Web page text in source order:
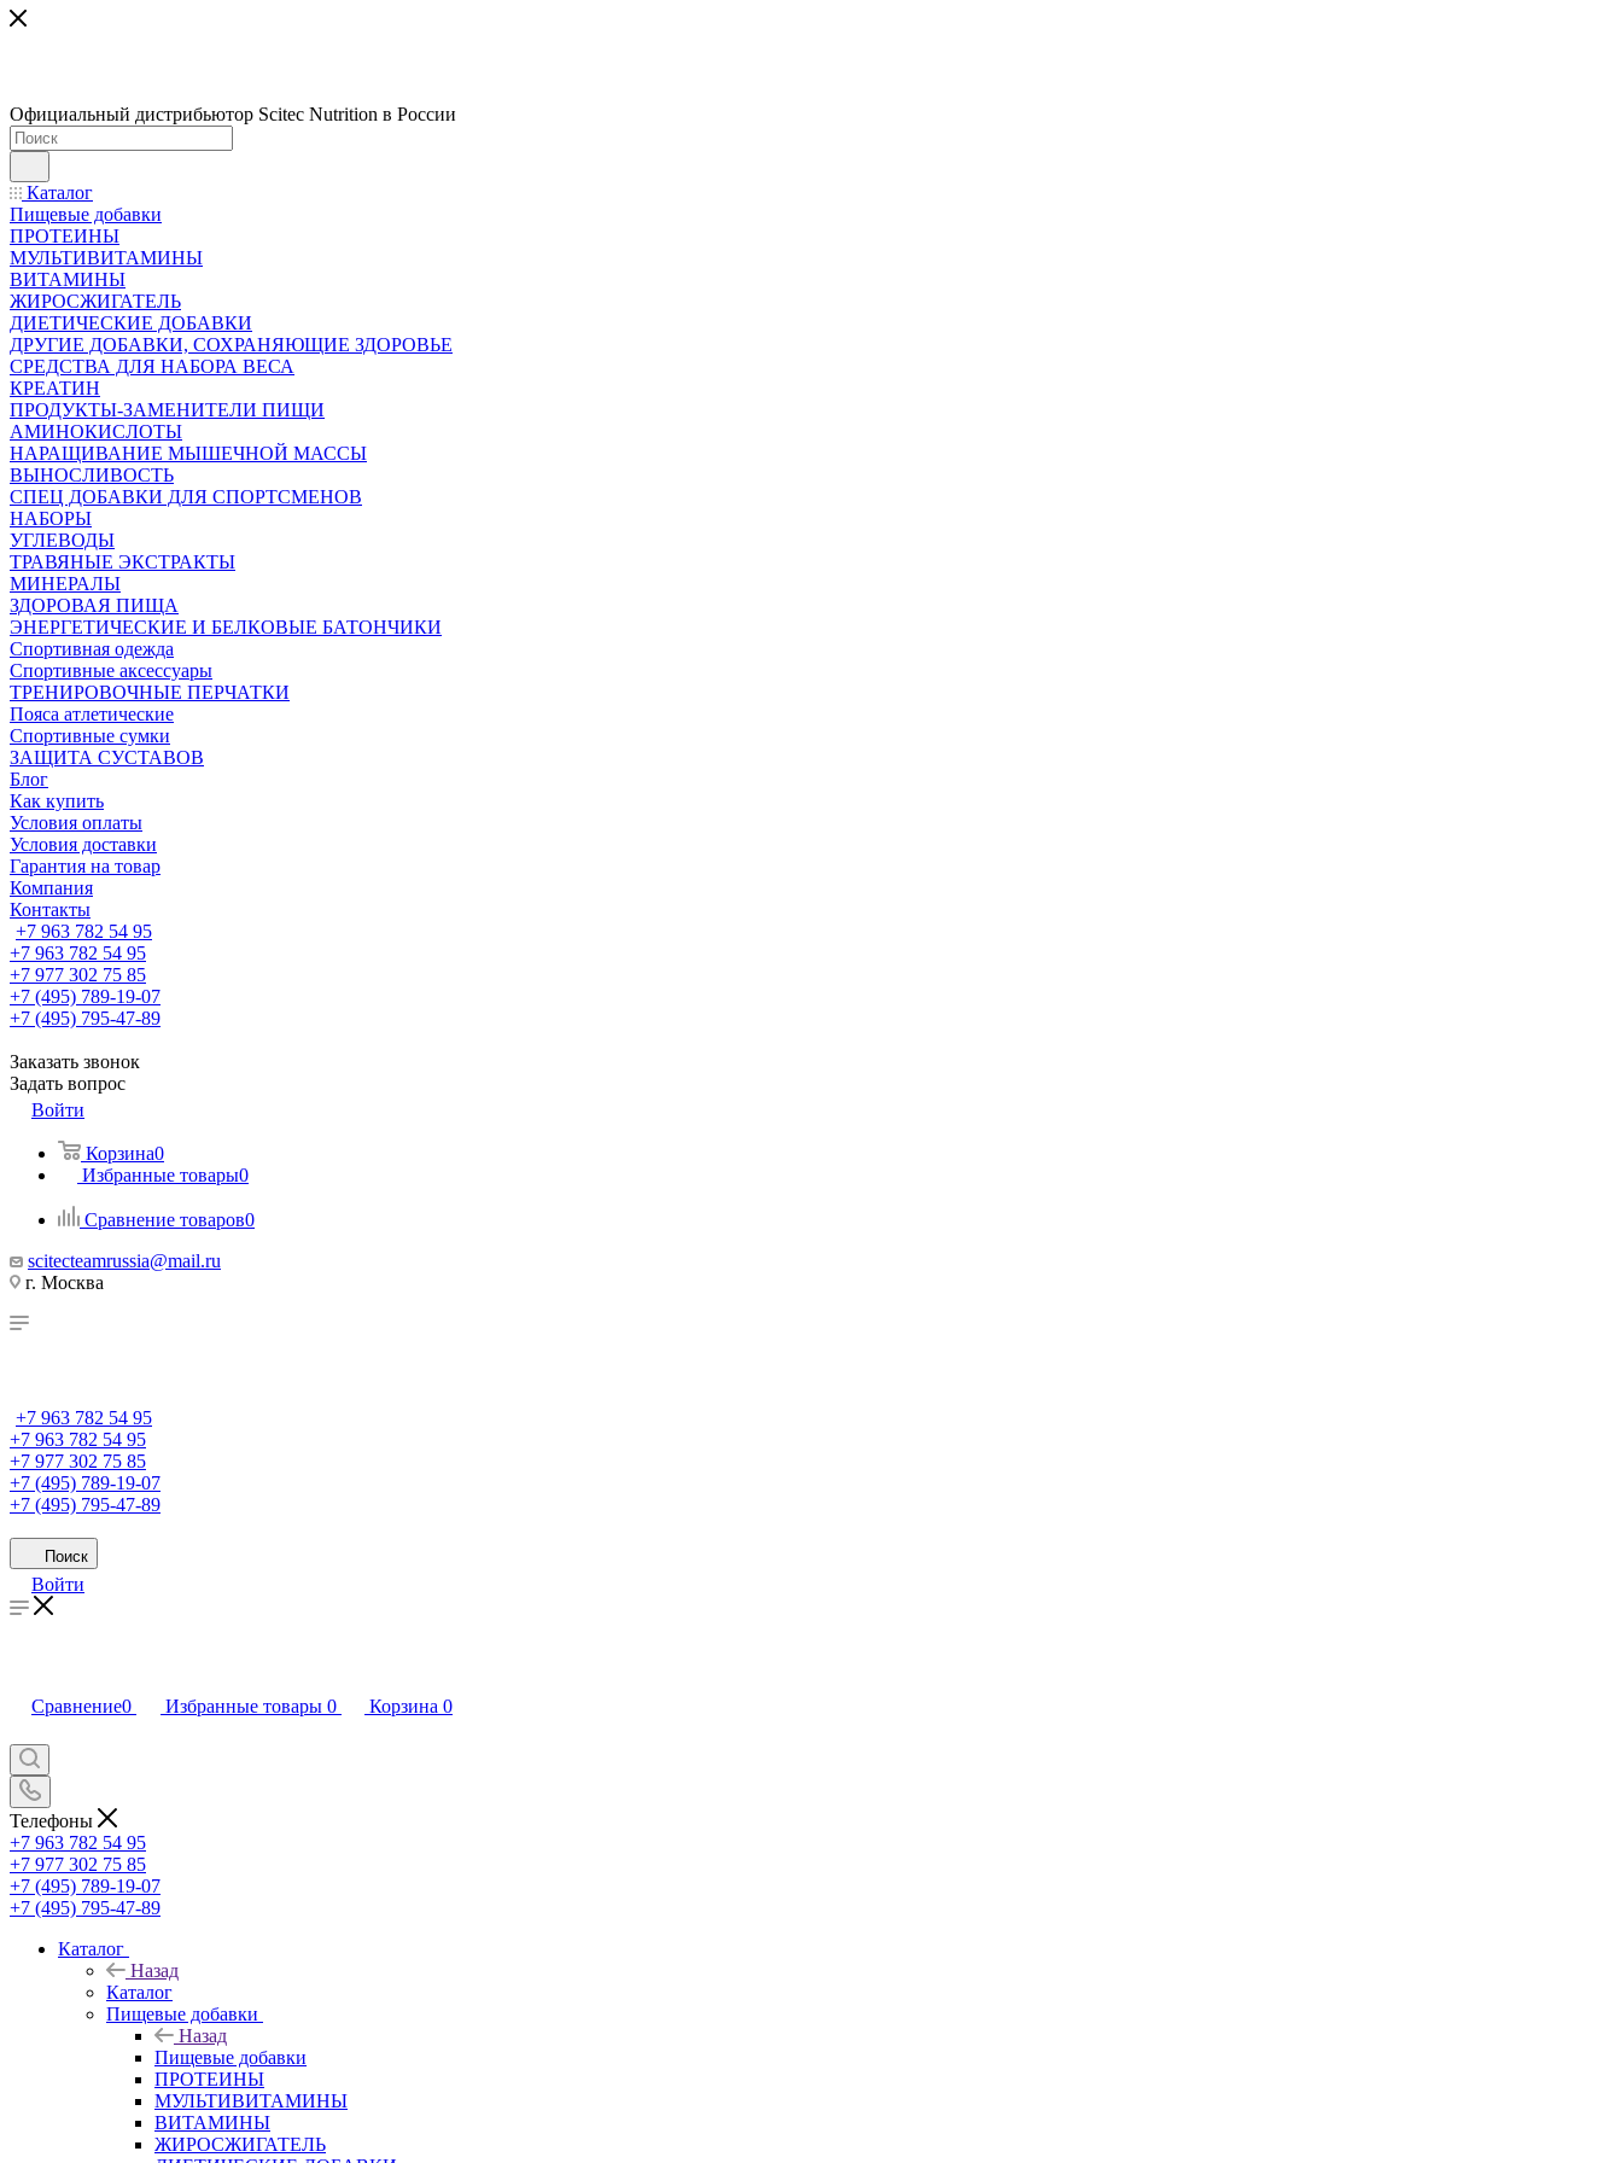
Официальный дистрибьютор Scitec Nutrition в России
Каталог
Пищевые добавки
ПРОТЕИНЫ
МУЛЬТИВИТАМИНЫ
ВИТАМИНЫ
ЖИРОСЖИГАТЕЛЬ
ДИЕТИЧЕСКИЕ ДОБАВКИ
ДРУГИЕ ДОБАВКИ, СОХРАНЯЮЩИЕ ЗДОРОВЬЕ
СРЕДСТВА ДЛЯ НАБОРА ВЕСА
КРЕАТИН
ПРОДУКТЫ-ЗАМЕНИТЕЛИ ПИЩИ
АМИНОКИСЛОТЫ
НАРАЩИВАНИЕ МЫШЕЧНОЙ МАССЫ
ВЫНОСЛИВОСТЬ
СПЕЦ ДОБАВКИ ДЛЯ СПОРТСМЕНОВ
НАБОРЫ
УГЛЕВОДЫ
ТРАВЯНЫЕ ЭКСТРАКТЫ
МИНЕРАЛЫ
ЗДОРОВАЯ ПИЩА
ЭНЕРГЕТИЧЕСКИЕ И БЕЛКОВЫЕ БАТОНЧИКИ
Спортивная одежда
Спортивные аксессуары
ТРЕНИРОВОЧНЫЕ ПЕРЧАТКИ
Пояса атлетические
Спортивные сумки
ЗАЩИТА СУСТАВОВ
Блог
Как купить
Условия оплаты
Условия доставки
Гарантия на товар
Компания
Контакты
+7 963 782 54 95
+7 963 782 54 95
+7 977 302 75 85
+7 (495) 789-19-07
+7 (495) 795-47-89
Заказать звонок
Задать вопрос
Войти
Корзина0
Избранные товары0
Сравнение товаров0
scitecteamrussia@mail.ru
г. Москва
+7 963 782 54 95
+7 963 782 54 95
+7 977 302 75 85
+7 (495) 789-19-07
+7 (495) 795-47-89
Поиск
Войти
Сравнение0 Избранные товары 0 Корзина 0
Телефоны
+7 963 782 54 95
+7 977 302 75 85
+7 (495) 789-19-07
+7 (495) 795-47-89
Каталог
Назад
Каталог
Пищевые добавки
Назад
Пищевые добавки
ПРОТЕИНЫ
МУЛЬТИВИТАМИНЫ
ВИТАМИНЫ
ЖИРОСЖИГАТЕЛЬ